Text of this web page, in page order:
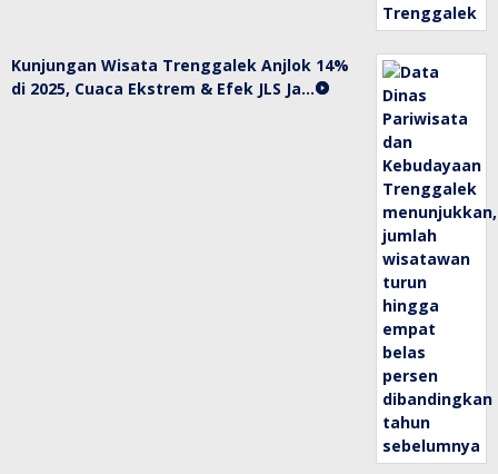
Kunjungan Wisata Trenggalek Anjlok 14%
di 2025, Cuaca Ekstrem & Efek JLS Ja…